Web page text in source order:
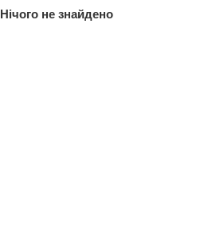
Нiчого не знайдено